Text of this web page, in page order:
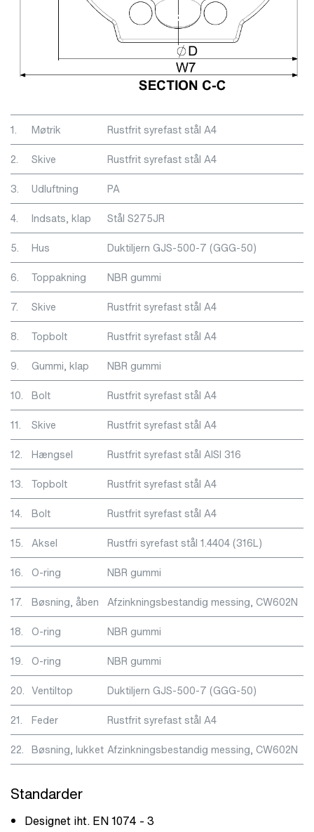
1. Møtrik
Rustfrit syrefast stål A4
2.
Skive
Rustfrit syrefast stål A4
3.
Udluftning
PA
4.
Indsats, klap
Stål S275JR
5.
Hus
Duktiljern GJS-500-7 (GGG-50)
6.
Toppakning
NBR gummi
7.
Skive
Rustfrit syrefast stål A4
8.
Topbolt
Rustfrit syrefast stål A4
9.
Gummi, klap
NBR gummi
10.
Bolt
Rustfrit syrefast stål A4
11.
Skive
Rustfrit syrefast stål A4
12.
Hængsel
Rustfrit syrefast stål AISI 316
13.
Topbolt
Rustfrit syrefast stål A4
14.
Bolt
Rustfrit syrefast stål A4
15.
Aksel
Rustfri syrefast stål 1.4404 (316L)
16.
O-ring
NBR gummi
17.
Bøsning, åben
Afzinkningsbestandig messing, CW602N
18.
O-ring
NBR gummi
19.
O-ring
NBR gummi
20. Ventiltop
Duktiljern GJS-500-7 (GGG-50)
21.
Feder
Rustfrit syrefast stål A4
22. Bøsning, lukket Afzinkningsbestandig messing, CW602N
Standarder
Designet iht. EN 1074 - 3